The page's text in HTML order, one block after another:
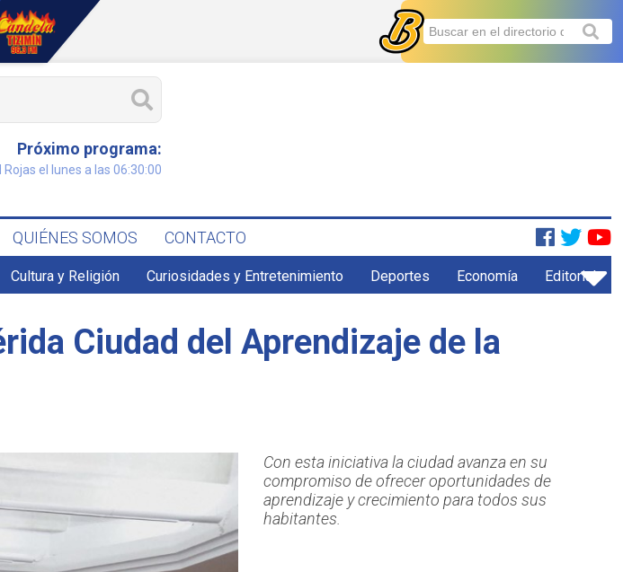
Próximo programa:
el lunes a las 06:30:00
QUIÉNES SOMOS CONTACTO
Cultura y Religión Curiosidades y Entretenimiento Deportes Economía Editorial
Ciudad del Aprendizaje de la
Con esta iniciativa la ciudad avanza en su
compromiso de ofrecer oportunidades de
aprendizaje y crecimiento para todos sus
habitantes.